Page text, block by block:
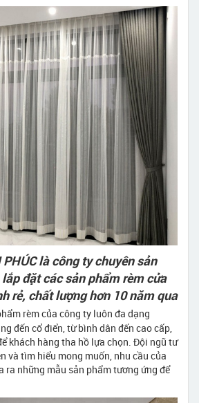
PHÚC là công ty chuyên sản
đặt các sản phẩm rèm cửa
rẻ, chất lượng hơn 10 năm qua
rèm của công ty luôn đa dạng
đến cổ điển, từ bình dân đến cao cấp,
khách hàng tha hồ lựa chọn. Đội ngũ tư
và tìm hiểu mong muốn, nhu cầu của
ra những mẫu sản phẩm tương ứng để